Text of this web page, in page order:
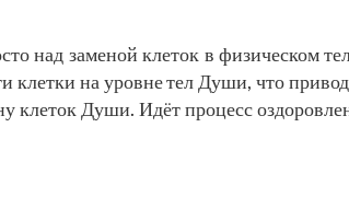
над заменой клеток в физическом
на уровне тел Души, что
клеток Души. Идёт процесс